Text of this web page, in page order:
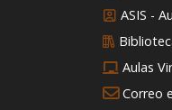
ASIS -
Aulas
Correo